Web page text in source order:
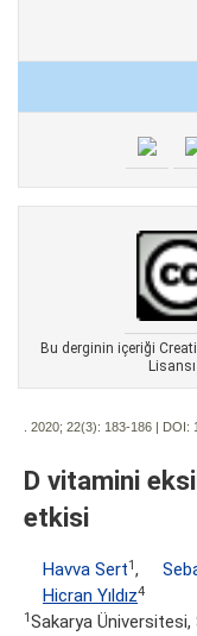
Bu derginin içeriği
. 2020; 22(3): 183-186 | DOI:
D vitamini
etkisi
Havva Sert1,
Hicran Yıldız4
1Sakarya Üniversitesi,